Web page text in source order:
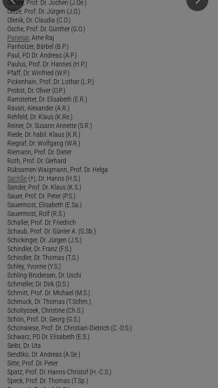
Oehler, Prof. Dr. Jochen (J.Oe.)
Oelze, Prof. Dr. Jürgen (J.O.)
Olenik, Dr. Claudia (C.O.)
Osche, Prof. Dr. Günther (G.O.)
Panesar, Arne Raj
Panholzer, Bärbel (B.P.)
Paul, PD Dr. Andreas (A.P.)
Paulus, Prof. Dr. Hannes (H.P.)
Pfaff, Dr. Winfried (W.P.)
Pickenhain, Prof. Dr. Lothar (L.P.)
Probst, Dr. Oliver (O.P.)
Ramstetter, Dr. Elisabeth (E.R.)
Ravati, Alexander (A.R.)
Rehfeld, Dr. Klaus (K.Re.)
Reiner, Dr. Susann Annette (S.R.)
Riede, Dr. habil. Klaus (K.R.)
Riegraf, Dr. Wolfgang (W.R.)
Riemann, Prof. Dr. Dieter
Roth, Prof. Dr. Gerhard
Rübsamen-Waigmann, Prof. Dr. Helga
Sachße (†), Dr. Hanns (H.S.)
Sander, Prof. Dr. Klaus (K.S.)
Sauer, Prof. Dr. Peter (P.S.)
Sauermost, Elisabeth (E.Sa.)
Sauermost, Rolf (R.S.)
Schaller, Prof. Dr. Friedrich
Schaub, Prof. Dr. Günter A. (G.Sb.)
Schickinger, Dr. Jürgen (J.S.)
Schindler, Dr. Franz (F.S.)
Schindler, Dr. Thomas (T.S.)
Schley, Yvonne (Y.S.)
Schling-Brodersen, Dr. Uschi
Schmeller, Dr. Dirk (D.S.)
Schmitt, Prof. Dr. Michael (M.S.)
Schmuck, Dr. Thomas (T.Schm.)
Scholtyssek, Christine (Ch.S.)
Schön, Prof. Dr. Georg (G.S.)
Schönwiese, Prof. Dr. Christian-Dietrich (C.-D.S.)
Schwarz, PD Dr. Elisabeth (E.S.)
Seibt, Dr. Uta
Sendtko, Dr. Andreas (A.Se.)
Sitte, Prof. Dr. Peter
Spatz, Prof. Dr. Hanns-Christof (H.-C.S.)
Speck, Prof. Dr. Thomas (T.Sp.)